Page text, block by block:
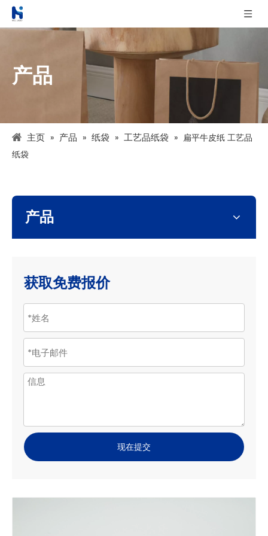
产品
主页 » 产品 » 纸袋 » 工艺品纸袋 » 扁平牛皮纸 工艺品
纸袋
产品
获取免费报价
现在提交